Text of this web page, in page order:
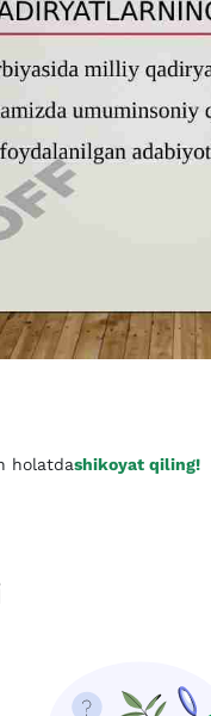
holatdashikoyat qiling!